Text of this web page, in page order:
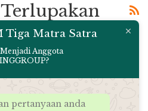
AGEN PALANG PARKIR
Tiga Matra Satra
Anggota
pertanyaan anda